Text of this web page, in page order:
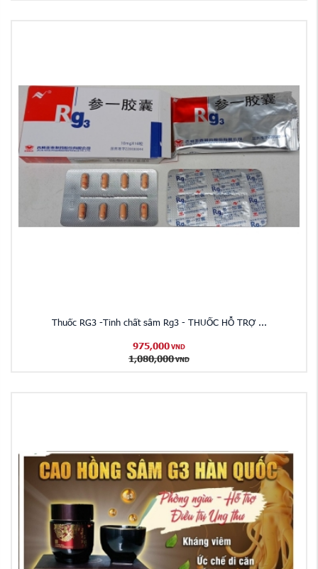
Thuốc RG3 -Tinh chất sâm Rg3 - THUỐC HỖ TRỢ ...
975,000 VND
1,080,000 VND